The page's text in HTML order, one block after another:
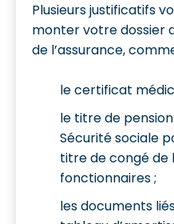
Plusieurs justificatifs
monter votre dossier
de l’assurance,
le certificat
le titre de
Sécurité sociale
titre de congé de
fonctionnaires ;
les documents